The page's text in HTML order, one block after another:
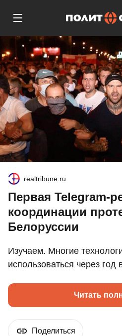
realtribune.ru
Первая Telegram-
координации
Белоруссии
Изучаем. Многие
использоваться через год
Читать
Поделиться